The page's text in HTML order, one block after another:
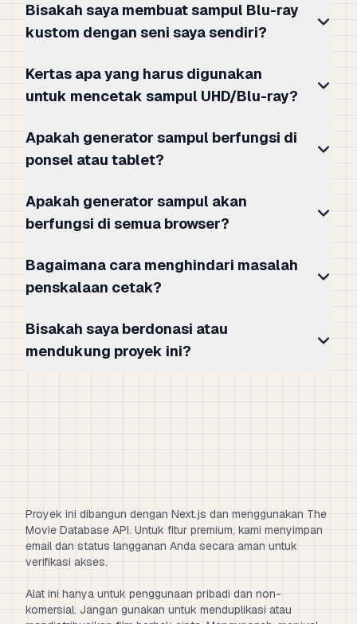
Bisakah saya membuat sampul Blu-ray
kustom dengan seni saya sendiri?
Kertas apa yang harus digunakan
untuk mencetak sampul UHD/Blu-ray?
Apakah generator sampul berfungsi di
ponsel atau tablet?
Apakah generator sampul akan
berfungsi di semua browser?
Bagaimana cara menghindari masalah
penskalaan cetak?
Bisakah saya berdonasi atau
mendukung proyek ini?
Proyek ini dibangun dengan Next.js dan menggunakan The
Movie Database API. Untuk fitur premium, kami menyimpan
email dan status langganan Anda secara aman untuk
verifikasi akses.
Alat ini hanya untuk penggunaan pribadi dan non-
komersial. Jangan gunakan untuk menduplikasi atau